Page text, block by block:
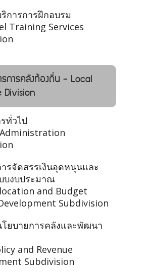
การการฝึกอบรม
Training Services
การคลังท้องถิ่น - Local
ทั่วไป
รจัดสรรเงินอุดหนุนและ
บงบประมาณ
and Budget
Subdivision
ยบายการคลังและพัฒนา
and Revenue
Subdivision